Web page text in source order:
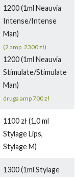
1200 (1ml Neauvia
Intense/Intense
Man)
(2 amp. 2300 zł)
1200 (1ml Neauvia
Stimulate/Stimulate
Man)
druga amp 700 zł
1100 zł (1,0 ml
Stylage Lips,
Stylage M)
1300 (1ml Stylage